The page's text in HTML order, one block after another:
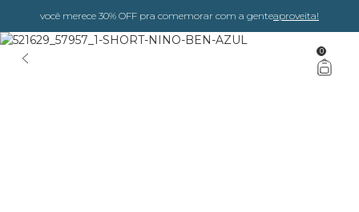
você merece 30% OFF pra comemorar com a genteaproveita!
0